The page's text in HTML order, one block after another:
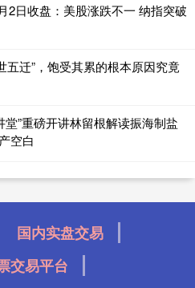
2日收盘：美股涨跌不一 纳指突破
五迁”，饱受其累的根本原因究竟
”重磅开讲林留根解读振海制盐
空白
国内实盘交易
交易平台